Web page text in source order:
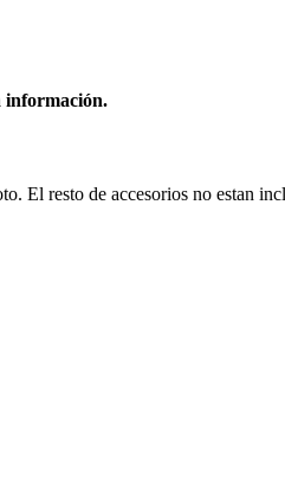
información.
El resto de accesorios no estan